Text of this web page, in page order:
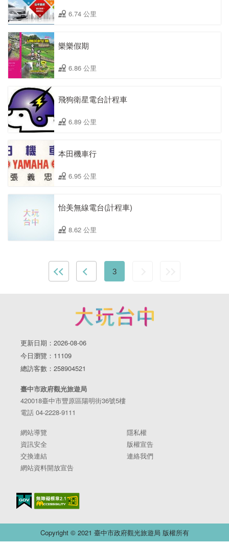
6.74 公里
樂樂假期
6.86 公里
飛狗衛星電台計程車
6.89 公里
本田機車行
6.95 公里
怡美無線電台(計程車)
8.62 公里
3
更新日期：2026-08-06
今日瀏覽：11109
總訪客數：258904521
臺中市政府觀光旅遊局
420018臺中市豐原區陽明街36號5樓
電話 04-2228-9111
網站導覽
隱私權
資訊安全
版權宣告
交換連結
連絡我們
網站資料開放宣告
Copyright © 2021 臺中市政府觀光旅遊局 版權所有